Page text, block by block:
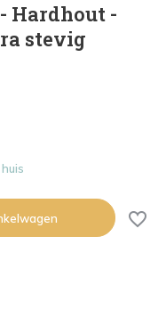
Hardhout -
stevig